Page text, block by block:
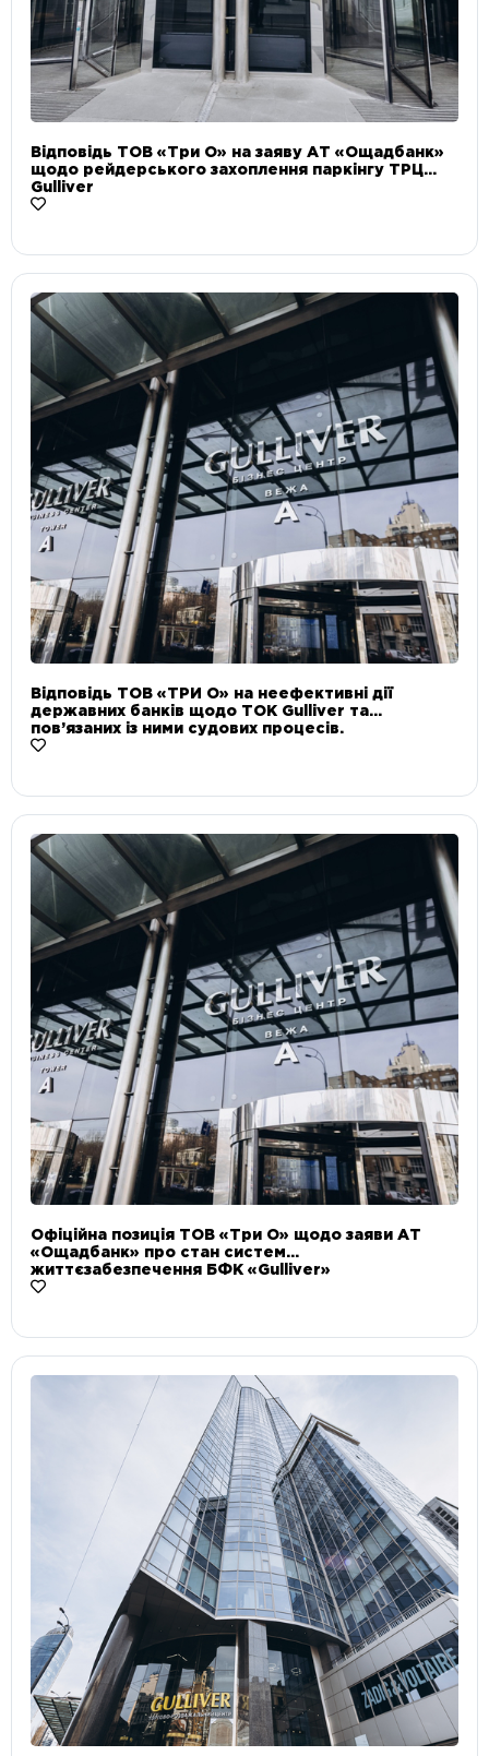
Відповідь ТОВ «Три О» на заяву АТ «Ощадбанк»
щодо рейдерського захоплення паркінгу ТРЦ
Gulliver
Відповідь ТОВ «ТРИ О» на неефективні дії
державних банків щодо ТОК Gulliver та
пов’язаних із ними судових процесів.
Офіційна позиція ТОВ «Три О» щодо заяви АТ
«Ощадбанк» про стан систем
життєзабезпечення БФК «Gulliver»